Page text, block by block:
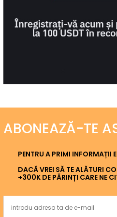
ABONEAZĂ-TE
PENTRU A PRIMI INFORMAȚII
DACĂ VREI SĂ TE ALĂTURI
+300K DE PĂRINȚI CARE NE